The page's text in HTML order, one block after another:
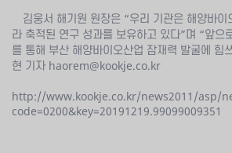
김웅서 해기원 원장은 “우리 기관은 해양바이
라 축적된 연구 성과를 보유하고 있다”며 “앞으
를 통해 부산 해양바이오산업 잠재력 발굴에 힘
현 기자 haorem@kookje.co.kr
http://www.kookje.co.kr/news2011/asp/
code=0200&key=20191219.99099009351